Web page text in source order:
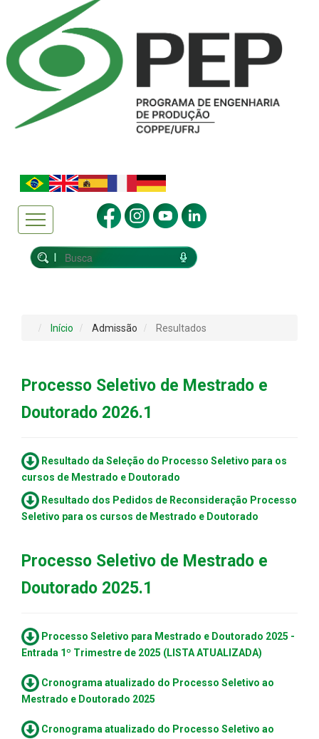
Início Admissão Resultados
Processo Seletivo de Mestrado e
Doutorado 2026.1
Resultado da Seleção do Processo Seletivo para os
cursos de Mestrado e Doutorado
Resultado dos Pedidos de Reconsideração Processo
Seletivo para os cursos de Mestrado e Doutorado
Processo Seletivo de Mestrado e
Doutorado 2025.1
Processo Seletivo para Mestrado e Doutorado 2025 -
Entrada 1º Trimestre de 2025 (LISTA ATUALIZADA)
Cronograma atualizado do Processo Seletivo ao
Mestrado e Doutorado 2025
Cronograma atualizado do Processo Seletivo ao